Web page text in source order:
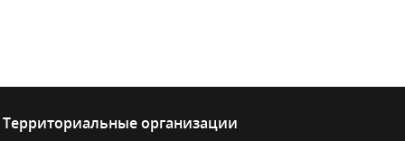
Территориальные организации